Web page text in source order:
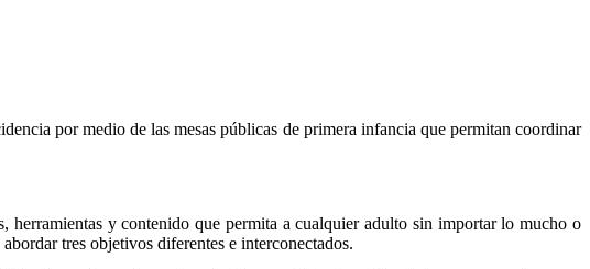
por medio de las mesas públicas de primera infancia que permitan coordinar
y contenido que permita a cualquier adulto sin importar lo mucho o
tres objetivos diferentes e interconectados.